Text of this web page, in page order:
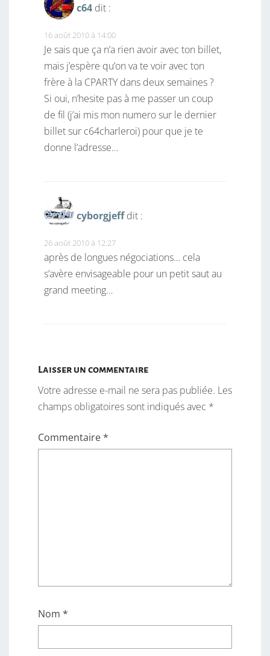
c64 dit :
16 août 2010 à 14:00
Je sais que ça n’a rien avoir avec ton billet,
mais j’espère qu’on va te voir avec ton
frère à la CPARTY dans deux semaines ?
Si oui, n’hesite pas à me passer un coup
de fil (j’ai mis mon numero sur le dernier
billet sur c64charleroi) pour que je te
donne l’adresse…
cyborgjeff dit :
26 août 2010 à 12:27
après de longues négociations… cela
s’avère envisageable pour un petit saut au
grand meeting…
Laisser un commentaire
Votre adresse e-mail ne sera pas publiée. Les
champs obligatoires sont indiqués avec *
Commentaire*
Nom *